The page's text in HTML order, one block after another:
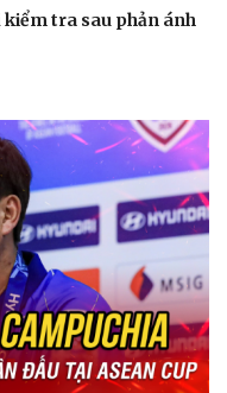
tra sau phản ánh